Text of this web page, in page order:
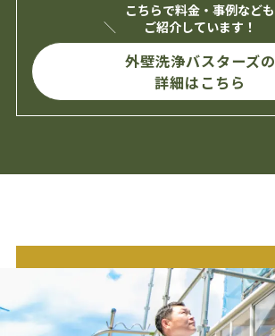
こちらで料金・事例なども
ご紹介しています！
外壁洗浄バスターズの
詳細はこちら